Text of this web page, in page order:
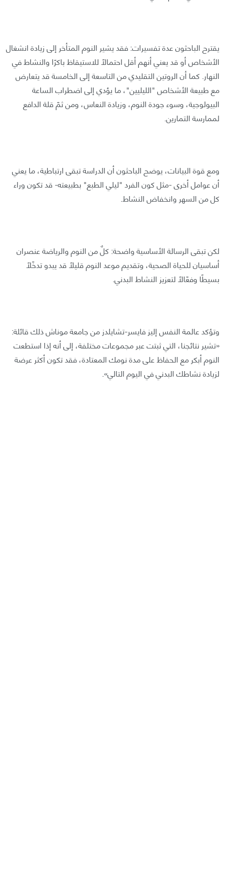
يقترح الباحثون عدة تفسيرات: فقد يشير النوم المتأخر إلى زيادة انشغال
الأشخاص أو قد يعني أنهم أقل احتمالًا للاستيقاظ باكرًا والنشاط في
النهار. كما أن الروتين التقليدي من التاسعة إلى الخامسة قد يتعارض
مع طبيعة الأشخاص "الليليين"، ما يؤدي إلى اضطراب الساعة
البيولوجية، وسوء جودة النوم، وزيادة النعاس، ومن ثمّ قلة الدافع
لممارسة التمارين.
ومع قوة البيانات، يوضح الباحثون أن الدراسة تبقى ارتباطية، ما يعني
أن عوامل أخرى -مثل كون الفرد "ليلي الطبع" بطبيعته- قد تكون وراء
كل من السهر وانخفاض النشاط.
لكن تبقى الرسالة الأساسية واضحة: كلٌ من النوم والرياضة عنصران
أساسيان للحياة الصحية، وتقديم موعد النوم قليلًا قد يبدو تدخّلًا
بسيطًا وفعّالًا لتعزيز النشاط البدني.
وتؤكد عالمة النفس إليز فايسر-تشايلدز من جامعة موناش ذلك قائلة:
«تشير نتائجنا، التي ثبتت عبر مجموعات مختلفة، إلى أنه إذا استطعت
النوم أبكر مع الحفاظ على مدة نومك المعتادة، فقد تكون أكثر عرضة
لزيادة نشاطك البدني في اليوم التالي».